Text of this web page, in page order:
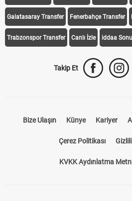
Galatasaray Transfer Fenerbahçe Transfer
Trabzonspor Transfer Canlı İzle iddaa
Takip Et
Bize Ulaşın Künye Kariyer
Çerez Politikası
KVKK Aydınlatma